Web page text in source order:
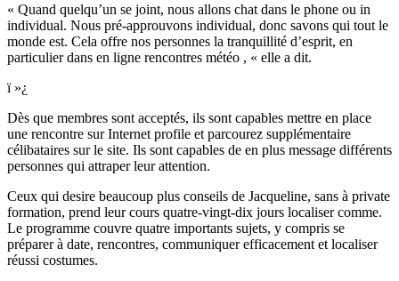
« Quand quelqu’un se joint, nous allons chat dans le phone ou in
individual. Nous pré-approuvons individual, donc savons qui tout le
monde est. Cela offre nos personnes la tranquillité d’esprit, en
particulier dans en ligne rencontres météo , « elle a dit.
ï »¿
Dès que membres sont acceptés, ils sont capables mettre en place
une rencontre sur Internet profile et parcourez supplémentaire
célibataires sur le site. Ils sont capables de en plus message différents
personnes qui attraper leur attention.
Ceux qui desire beaucoup plus conseils de Jacqueline, sans à private
formation, prend leur cours quatre-vingt-dix jours localiser comme.
Le programme couvre quatre importants sujets, y compris se
préparer à date, rencontres, communiquer efficacement et localiser
réussi costumes.